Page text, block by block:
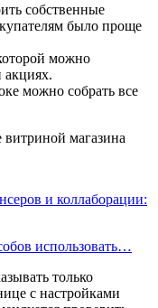
собственные
было проще
можно
акциях.
можно собрать все
и коллаборации:
использовать…
только
с настройками